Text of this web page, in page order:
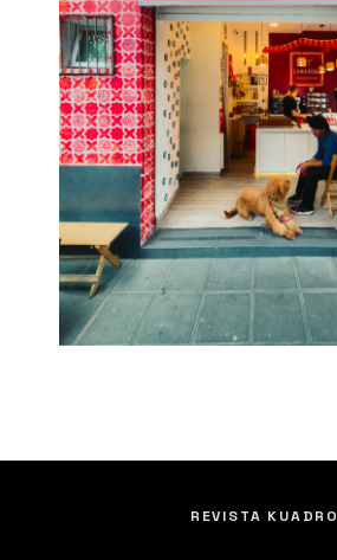
REVISTA KUADRO